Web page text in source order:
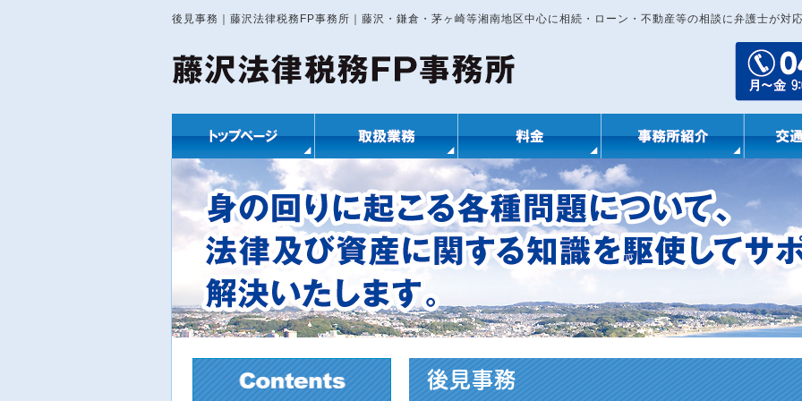
後見事務｜藤沢法律税務FP事務所｜藤沢・鎌倉・茅ヶ崎等湘南地区中心に相続・ローン・不動産等の相談に弁護士が対
後見事務